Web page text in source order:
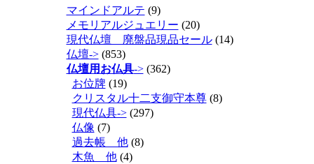
マインドアルテ (9)
メモリアルジュエリー (20)
現代仏壇 廃盤品現品セール(14)
仏壇->(853)
仏壇用お仏具->(362)
お位牌(19)
クリスタル十二支御守本尊(8)
現代仏具->(297)
仏像 (7)
過去帳 他(8)
木魚 他(4)